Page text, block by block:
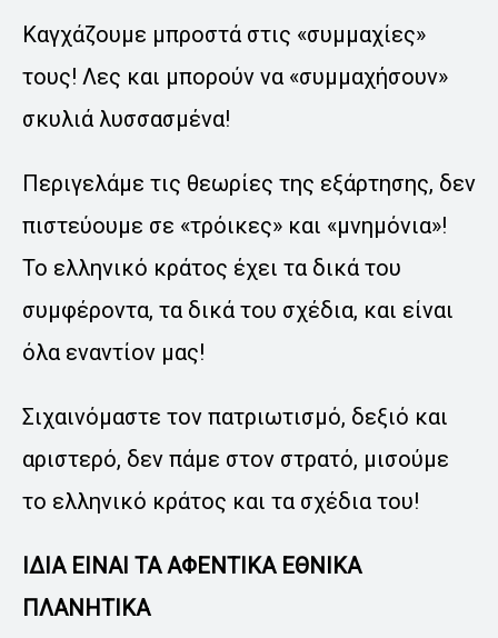
Καγχάζουμε μπροστά στις «συμμαχίες»
τους! Λες και μπορούν να «συμμαχήσουν»
σκυλιά λυσσασμένα!
Περιγελάμε τις θεωρίες της εξάρτησης, δεν
πιστεύουμε σε «τρόικες» και «μνημόνια»!
Το ελληνικό κράτος έχει τα δικά του
συμφέροντα, τα δικά του σχέδια, και είναι
όλα εναντίον μας!
Σιχαινόμαστε τον πατριωτισμό, δεξιό και
αριστερό, δεν πάμε στον στρατό, μισούμε
το ελληνικό κράτος και τα σχέδια του!
ΙΔΙΑ ΕΙΝΑΙ ΤΑ ΑΦΕΝΤΙΚΑ ΕΘΝΙΚΑ
ΠΛΑΝΗΤΙΚΑ